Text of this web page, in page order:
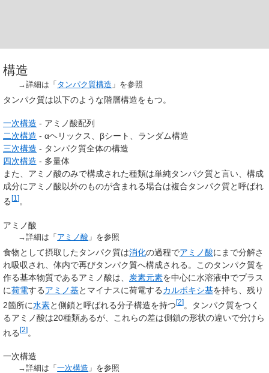
構造
→詳細は「 タンパク質構造 」を参照
タンパク質は以下のような階層構造をもつ。
一次構造 - アミノ酸配列
二次構造 - αヘリックス、βシート、ランダム構造
三次構造 - タンパク質全体の構造
四次構造 - 多量体
また、アミノ酸のみで構成された種類は単純タンパク質と言い、構成
成分にアミノ酸以外のものが含まれる場合は複合タンパク質と呼ばれ
る [1 ] 。
アミノ酸
→詳細は「 アミノ酸 」を参照
食物として摂取したタンパク質は消化の過程でアミノ酸にまで分解さ
れ吸収され、体内で再びタンパク質へ構成される。このタンパク質を
作る基本物質であるアミノ酸は、 炭素元素を中心に水溶液中でプラス
に荷電するアミノ基とマイナスに荷電するカルボキシ基を持ち、残り
2箇所に水素と側鎖と呼ばれる分子構造を持つ[2]。タンパク質をつく
るアミノ酸は20種類あるが、これらの差は側鎖の形状の違いで分けら
れる[2]。
一次構造
→詳細は「一次構造 」を参照